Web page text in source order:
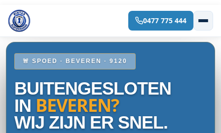
Spring
inhoud
0477 775 444
🚨 SPOED · BEVEREN · 9120
BUITENGESLOTEN
IN BEVEREN?
WIJ ZIJN ER SNEL.